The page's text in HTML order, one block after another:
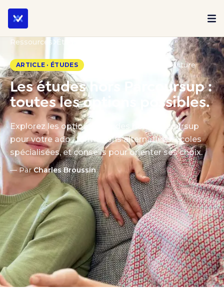
Ressources
ARTICLE · ÉTUDES 31 mars 2025 · 5 min de lecture
Les études hors Parcoursup :
toutes les options possibles.
Explorez les options d’études hors Parcoursup
pour votre ado : formations alternatives, écoles
spécialisées, et conseils pour orienter ses choix.
— ParCharles Broussin